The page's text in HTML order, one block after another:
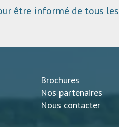
être informé de tous les
Brochures
Nos partenaires
Nous contacter